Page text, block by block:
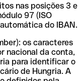
nas posições 3 e
97 (ISO
do IBAN.
os caracteres
nacional da conta,
para identificar o
de Hungria. A